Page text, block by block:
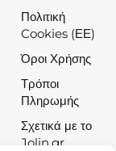
Πολιτική
Cookies (ΕΕ)
Όροι Χρήσης
Τρόποι
Πληρωμής
Σχετικά με το
Jolin.gr